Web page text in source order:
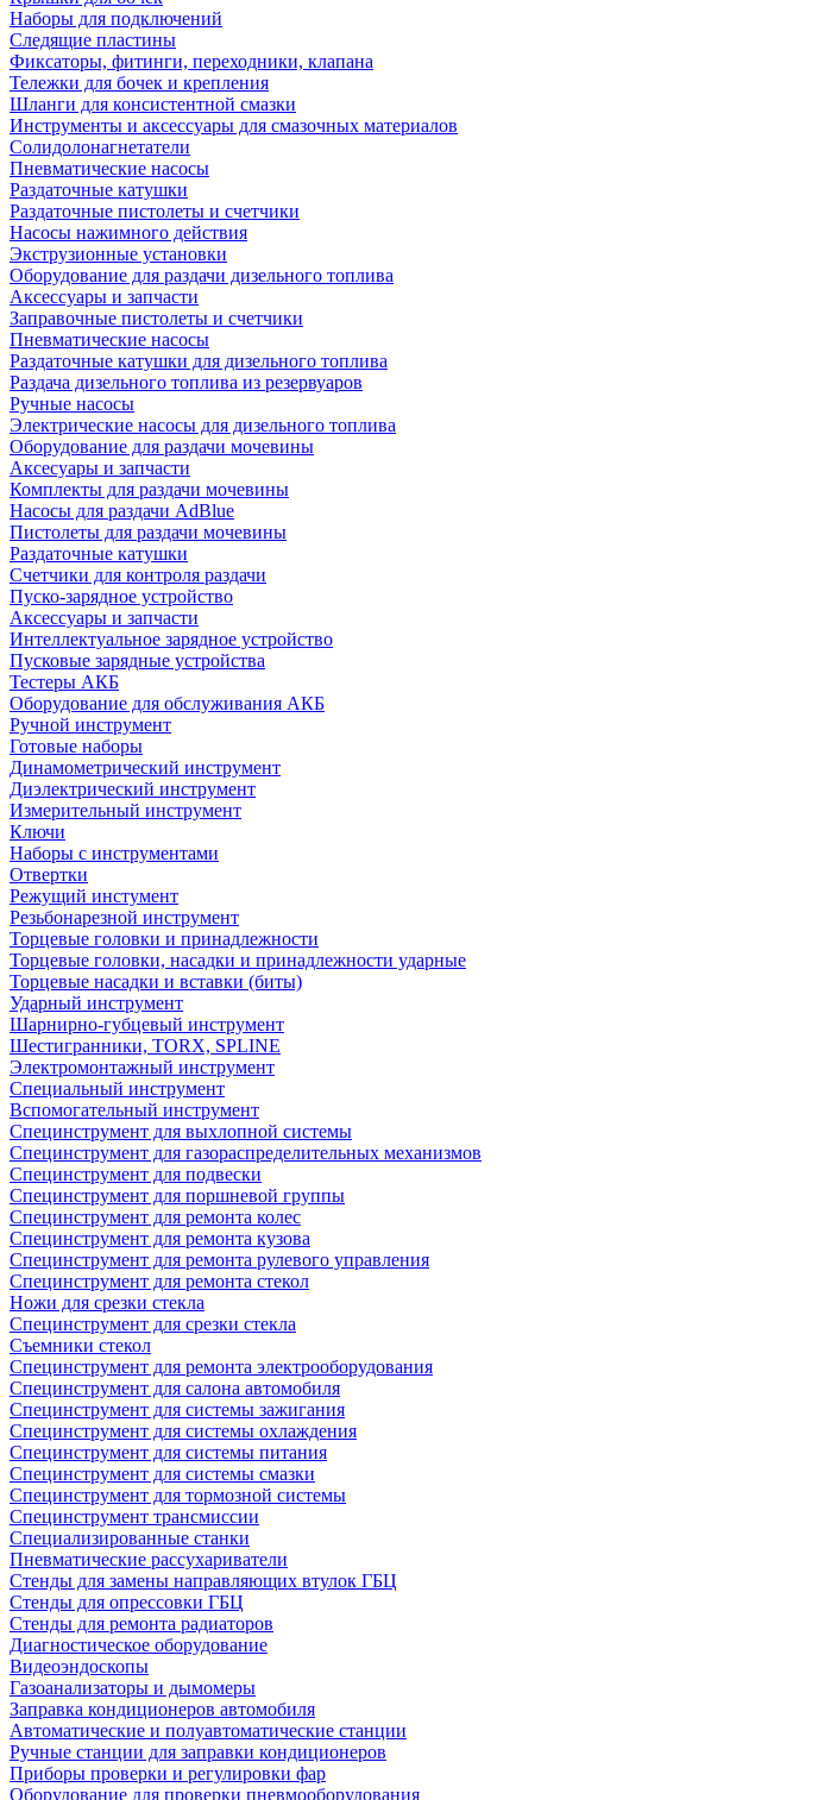
Наборы для подключений
Следящие пластины
Фиксаторы, фитинги, переходники, клапана
Тележки для бочек и крепления
Шланги для консистентной смазки
Инструменты и аксессуары для смазочных материалов
Солидолонагнетатели
Пневматические насосы
Раздаточные катушки
Раздаточные пистолеты и счетчики
Насосы нажимного действия
Экструзионные установки
Оборудование для раздачи дизельного топлива
Аксессуары и запчасти
Заправочные пистолеты и счетчики
Пневматические насосы
Раздаточные катушки для дизельного топлива
Раздача дизельного топлива из резервуаров
Ручные насосы
Электрические насосы для дизельного топлива
Оборудование для раздачи мочевины
Аксесуары и запчасти
Комплекты для раздачи мочевины
Насосы для раздачи AdBlue
Пистолеты для раздачи мочевины
Раздаточные катушки
Счетчики для контроля раздачи
Пуско-зарядное устройство
Аксессуары и запчасти
Интеллектуальное зарядное устройство
Пусковые зарядные устройства
Тестеры АКБ
Оборудование для обслуживания АКБ
Ручной инструмент
Готовые наборы
Динамометрический инструмент
Диэлектрический инструмент
Измерительный инструмент
Ключи
Наборы с инструментами
Отвертки
Режущий инстумент
Резьбонарезной инструмент
Торцевые головки и принадлежности
Торцевые головки, насадки и принадлежности ударные
Торцевые насадки и вставки (биты)
Ударный инструмент
Шарнирно-губцевый инструмент
Шестигранники, TORX, SPLINE
Электромонтажный инструмент
Специальный инструмент
Вспомогательный инструмент
Специнструмент для выхлопной системы
Специнструмент для газораспределительных механизмов
Специнструмент для подвески
Специнструмент для поршневой группы
Специнструмент для ремонта колес
Специнструмент для ремонта кузова
Специнструмент для ремонта рулевого управления
Специнструмент для ремонта стекол
Ножи для срезки стекла
Специнструмент для срезки стекла
Съемники стекол
Специнструмент для ремонта электрооборудования
Специнструмент для салона автомобиля
Специнструмент для системы зажигания
Специнструмент для системы охлаждения
Специнструмент для системы питания
Специнструмент для системы смазки
Специнструмент для тормозной системы
Специнструмент трансмиссии
Специализированные станки
Пневматические рассухариватели
Стенды для замены направляющих втулок ГБЦ
Стенды для опрессовки ГБЦ
Стенды для ремонта радиаторов
Диагностическое оборудование
Видеоэндоскопы
Газоанализаторы и дымомеры
Заправка кондиционеров автомобиля
Автоматические и полуавтоматические станции
Ручные станции для заправки кондиционеров
Приборы проверки и регулировки фар
Оборудование для проверки пневмооборудования